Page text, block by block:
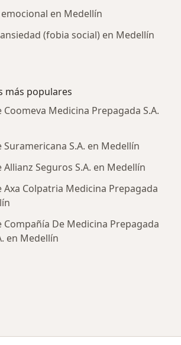
en Medellín
(fobia social) en Medellín
más populares
Coomeva Medicina Prepagada S.A.
Suramericana S.A. en Medellín
Allianz Seguros S.A. en Medellín
Axa Colpatria Medicina Prepagada
Compañía De Medicina Prepagada
en Medellín